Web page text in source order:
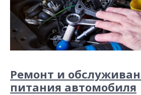
Ремонт и
питания автомобиля